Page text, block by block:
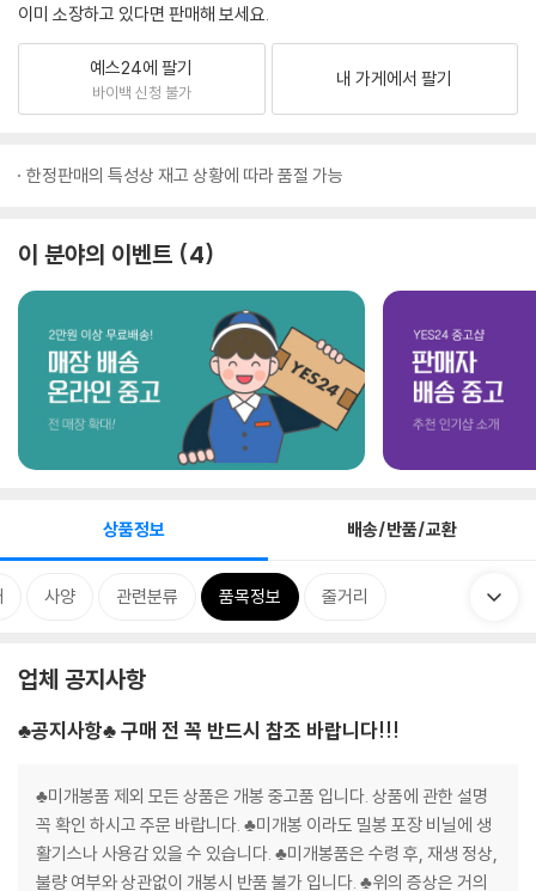
이미 소장하고 있다면 판매해 보세요.
예스24에 팔기
바이백 신청 불가
내 가게에서 팔기
한정판매의 특성상 재고 상황에 따라 품절 가능
이 분야의 이벤트 4
상품정보 배송/반품/교환
사양 관련분류 품목정보 줄거리
업체 공지사항
♣공지사항♣ 구매 전 꼭 반드시 참조 바랍니다!!!
♣미개봉품 제외 모든 상품은 개봉 중고품 입니다. 상품에 관한 설명
꼭 확인 하시고 주문 바랍니다. ♣미개봉 이라도 밀봉 포장 비닐에 생
활기스나 사용감 있을 수 있습니다. ♣미개봉품은 수령 후, 재생 정상,
불량 여부와 상관없이 개봉시 반품 불가 입니다. ♣위의 증상은 거의